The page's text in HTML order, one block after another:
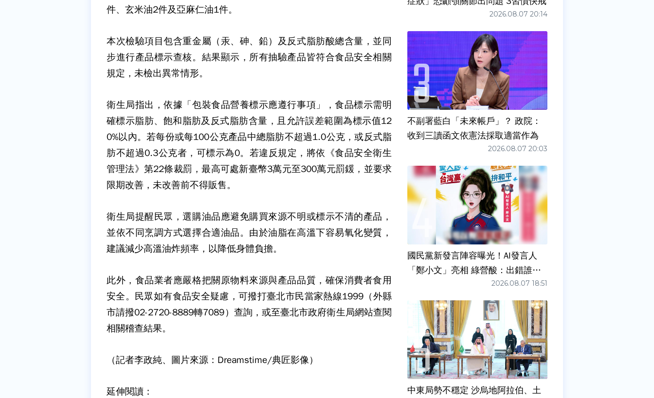
件、玄米油2件及亞麻仁油1件。
本次檢驗項目包含重金屬（汞、砷、鉛）及反式脂肪酸總含量，並同
步進行產品標示查核。結果顯示，所有抽驗產品皆符合食品安全相關
規定，未檢出異常情形。
衛生局指出，依據「包裝食品營養標示應遵行事項」，食品標示需明
確標示脂肪、飽和脂肪及反式脂肪含量，且允許誤差範圍為標示值12
0%以內。若每份或每100公克產品中總脂肪不超過1.0公克，或反式脂
肪不超過0.3公克者，可標示為0。若違反規定，將依《食品安全衛生
管理法》第22條裁罰，最高可處新臺幣3萬元至300萬元罰鍰，並要求
限期改善，未改善前不得販售。
衛生局提醒民眾，選購油品應避免購買來源不明或標示不清的產品，
並依不同烹調方式選擇合適油品。由於油脂在高溫下容易氧化變質，
建議減少高溫油炸頻率，以降低身體負擔。
此外，食品業者應嚴格把關原物料來源與產品品質，確保消費者食用
安全。民眾如有食品安全疑慮，可撥打臺北市民當家熱線1999（外縣
市請撥02-2720-8889轉7089）查詢，或至臺北市政府衛生局網站查閱
相關稽查結果。
（記者李政純、圖片來源：Dreamstime/典匠影像）
延伸閱讀：
2026.08.07 20:14
不副署藍白「未來帳戶」？ 政院：
收到三讀函文依憲法採取適當作為
2026.08.07 20:03
國民黨新發言陣容曝光！AI發言人
「鄭小文」亮相 綠營酸：出錯誰負
2026.08.07 18:51
中東局勢不穩定 沙烏地阿拉伯、土